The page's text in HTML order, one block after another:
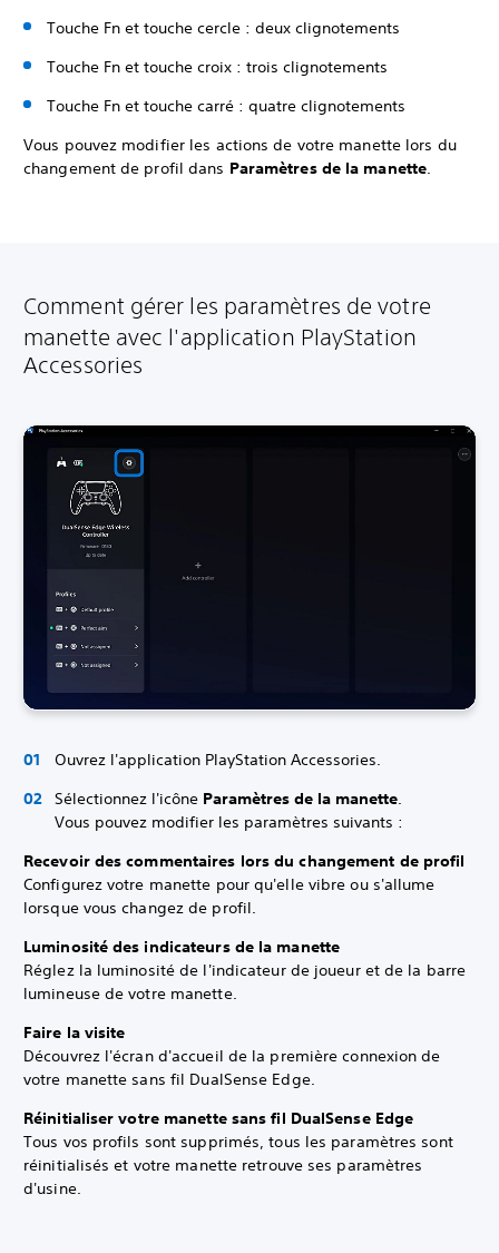
Touche Fn et touche cercle : deux clignotements
Touche Fn et touche croix : trois clignotements
Touche Fn et touche carré : quatre clignotements
Vous pouvez modifier les actions de votre manette lors du
changement de profil dans Paramètres de la manette
Comment gérer les paramètres de votre
manette avec l'application PlayStation
Accessories
Ouvrez l'application PlayStation Accessories.
Sélectionnez l'icône Paramètres de la manette.
Vous pouvez modifier les paramètres suivants :
Recevoir des commentaires lors du changement de profil
Configurez votre manette pour qu'elle vibre ou s'allume
lorsque vous changez de profil.
Luminosité des indicateurs de la manette
Réglez la luminosité de l'indicateur de joueur et de la barre
lumineuse de votre manette.
Faire la visite
Découvrez l'écran d'accueil de la première connexion de
votre manette sans fil DualSense Edge.
Réinitialiser votre manette sans fil DualSense Edge
Tous vos profils sont supprimés, tous les paramètres sont
réinitialisés et votre manette retrouve ses paramètres
d'usine.